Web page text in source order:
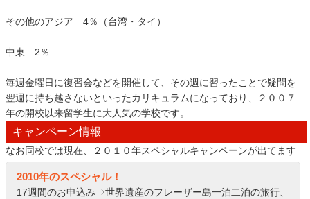
その他のアジア 4％（台湾・タイ）
中東 2％
毎週金曜日に復習会などを開催して、その週に習ったことで疑問を
翌週に持ち越さないといったカリキュラムになっており、２００７
年の開校以来留学生に大人気の学校です。
キャンペーン情報
なお同校では現在、２０１０年スペシャルキャンペーンが出てます
2010年のスペシャル！
17週間のお申込み⇒世界遺産のフレーザー島一泊二泊の旅行、